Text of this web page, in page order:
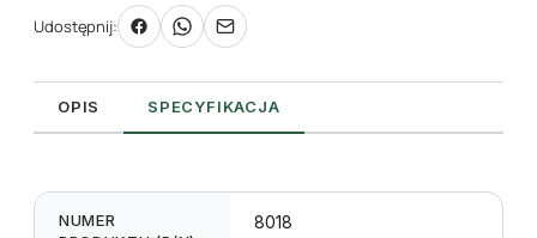
50,8
(100szt)
Udostępnij:
OPIS SPECYFIKACJA
NUMER
8018